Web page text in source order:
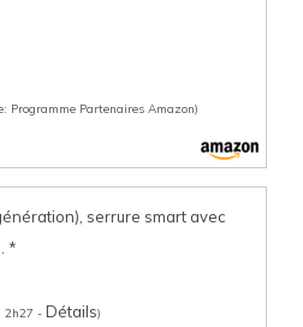
Programme Partenaires Amazon)
serrure smart avec
*
2h27 - Détails)